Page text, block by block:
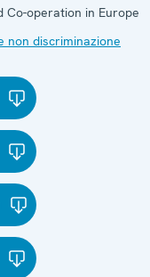
Co-operation in Europe
non discriminazione